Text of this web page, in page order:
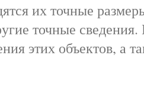
их точные
точные
этих объектов, а